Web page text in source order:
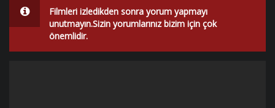
Filmleri izledikden sonra yorum yapmayı
unutmayın.Sizin yorumlarınız bizim için çok
önemlidir.